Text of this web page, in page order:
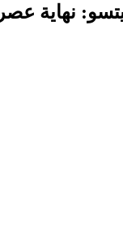
نهاية